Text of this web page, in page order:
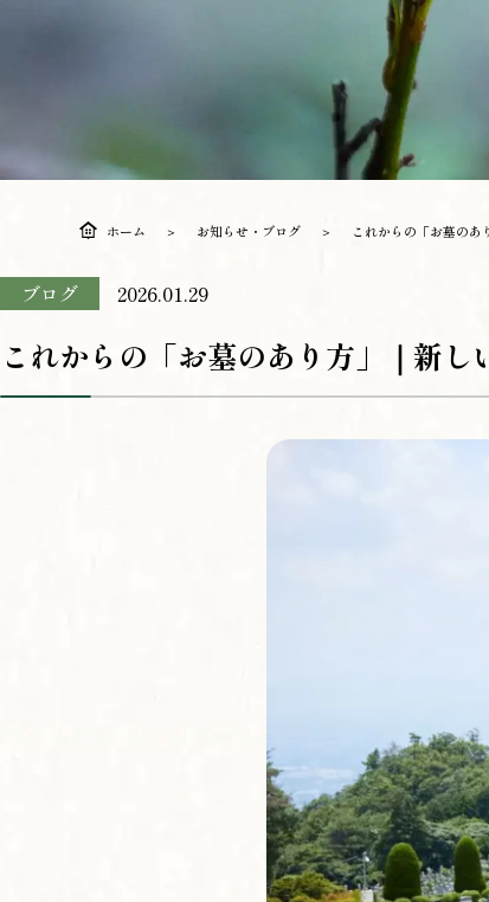
ホーム お知らせ・ブログ これからの「お墓の
ブログ 2026.01.29
これからの「お墓のあり方」｜新